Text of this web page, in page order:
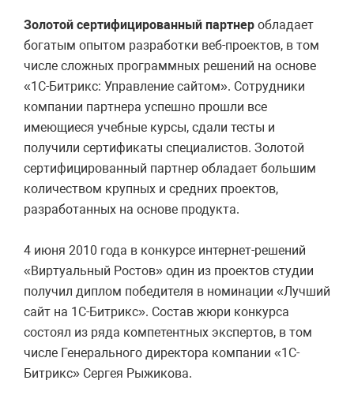
Золотой сертифицированный партнер обладает
богатым опытом разработки веб-проектов, в том
числе сложных программных решений на основе
«1С-Битрикс: Управление сайтом». Сотрудники
компании партнера успешно прошли все
имеющиеся учебные курсы, сдали тесты и
получили сертификаты специалистов. Золотой
сертифицированный партнер обладает большим
количеством крупных и средних проектов,
разработанных на основе продукта.
4 июня 2010 года в конкурсе интернет-решений
«Виртуальный Ростов» один из проектов студии
получил диплом победителя в номинации «Лучший
сайт на 1С-Битрикс». Состав жюри конкурса
состоял из ряда компетентных экспертов, в том
числе Генерального директора компании «1С-
Битрикс» Сергея Рыжикова.